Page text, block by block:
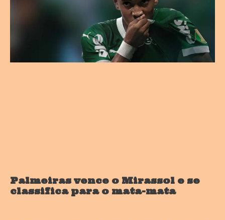
Palmeiras vence o Mirassol e se
classifica para o mata-mata